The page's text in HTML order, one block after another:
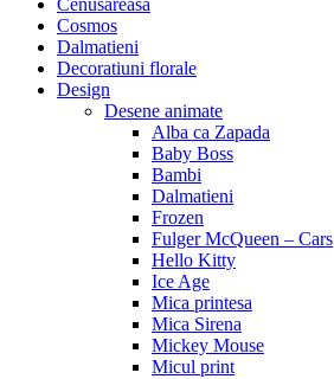
Cenusareasa
Cosmos
Dalmatieni
Decoratiuni florale
Design
Desene animate
Alba ca Zapada
Baby Boss
Bambi
Dalmatieni
Frozen
Fulger McQueen – Cars
Hello Kitty
Ice Age
Mica printesa
Mica Sirena
Mickey Mouse
Micul print